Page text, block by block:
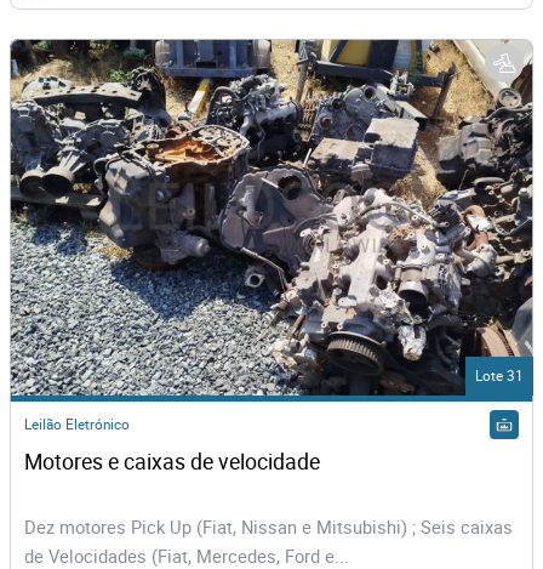
Lote 31
Leilão Eletrónico
Motores e caixas de velocidade
Dez motores Pick Up (Fiat, Nissan e Mitsubishi) ; Seis caixas
de Velocidades (Fiat, Mercedes, Ford e...